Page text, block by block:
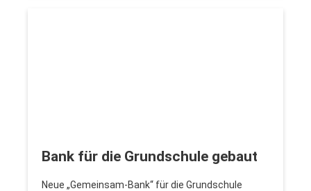
Bank für die Grundschule gebaut
Neue „Gemeinsam-Bank“ für die Grundschule